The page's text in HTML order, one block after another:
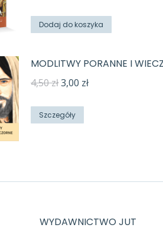
Dodaj do koszyka
MODLITWY PORANNE I
4,50złPierwotna
wynosiła:
3,00 złAktualna
Szczegóły
WYDAWNICTWO JUT